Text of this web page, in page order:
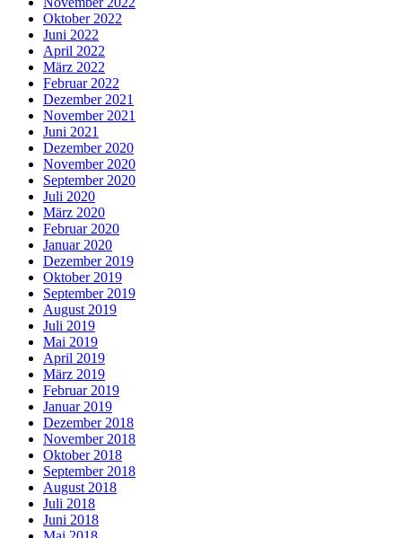
Oktober 2022
Juni 2022
April 2022
März 2022
Februar 2022
Dezember 2021
November 2021
Juni 2021
Dezember 2020
November 2020
September 2020
Juli 2020
März 2020
Februar 2020
Januar 2020
Dezember 2019
Oktober 2019
September 2019
August 2019
Juli 2019
Mai 2019
April 2019
März 2019
Februar 2019
Januar 2019
Dezember 2018
November 2018
Oktober 2018
September 2018
August 2018
Juli 2018
Juni 2018